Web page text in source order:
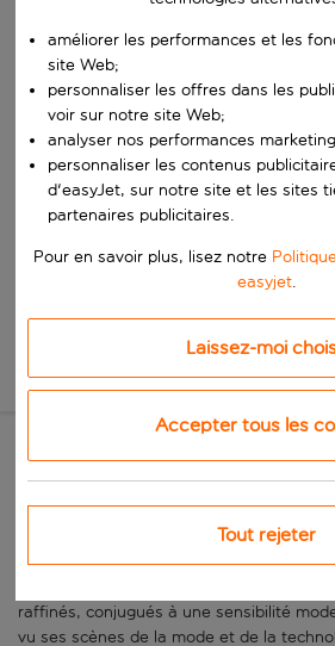
Commencez à taper pour la saisie
Commencez à taper pour la saisie
Choisissez une date de départ et une
Choisissez vos dates
Quand
Qui
Rechercher
Nouvelle recherche
La capitale
Lisbonne, la capitale côtière du
raffinés, conjugués à une sensibilité
vu ses scènes de la mode et de la
améliorer les performances et les
site Web;
personnaliser les offres dans les
voir sur notre site Web;
analyser nos performances
personnaliser les contenus
d'easyJet, sur notre site et les sites
partenaires publicitaires.
Pour en savoir plus, lisez notre
easyjet.
Laissez-moi
Accepter tous les
Tout rejeter